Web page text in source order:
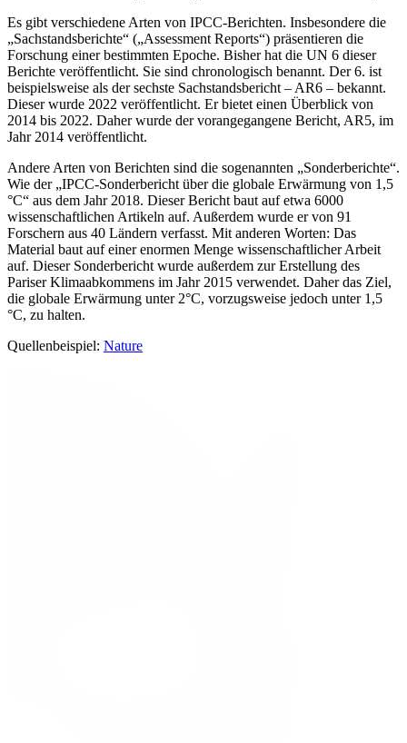
Es gibt verschiedene Arten von IPCC-Berichten. Insbesondere die
„Sachstandsberichte“ („Assessment Reports“) präsentieren die
Forschung einer bestimmten Epoche. Bisher hat die UN 6 dieser
Berichte veröffentlicht. Sie sind chronologisch benannt. Der 6. ist
beispielsweise als der sechste Sachstandsbericht – AR6 – bekannt.
Dieser wurde 2022 veröffentlicht. Er bietet einen Überblick von
2014 bis 2022. Daher wurde der vorangegangene Bericht, AR5, im
Jahr 2014 veröffentlicht.
Andere Arten von Berichten sind die sogenannten „Sonderberichte“.
Wie der „IPCC-Sonderbericht über die globale Erwärmung von 1,5
°C“ aus dem Jahr 2018. Dieser Bericht baut auf etwa 6000
wissenschaftlichen Artikeln auf. Außerdem wurde er von 91
Forschern aus 40 Ländern verfasst. Mit anderen Worten: Das
Material baut auf einer enormen Menge wissenschaftlicher Arbeit
auf. Dieser Sonderbericht wurde außerdem zur Erstellung des
Pariser Klimaabkommens im Jahr 2015 verwendet. Daher das Ziel,
die globale Erwärmung unter 2°C, vorzugsweise jedoch unter 1,5
°C, zu halten.
Quellenbeispiel: Nature